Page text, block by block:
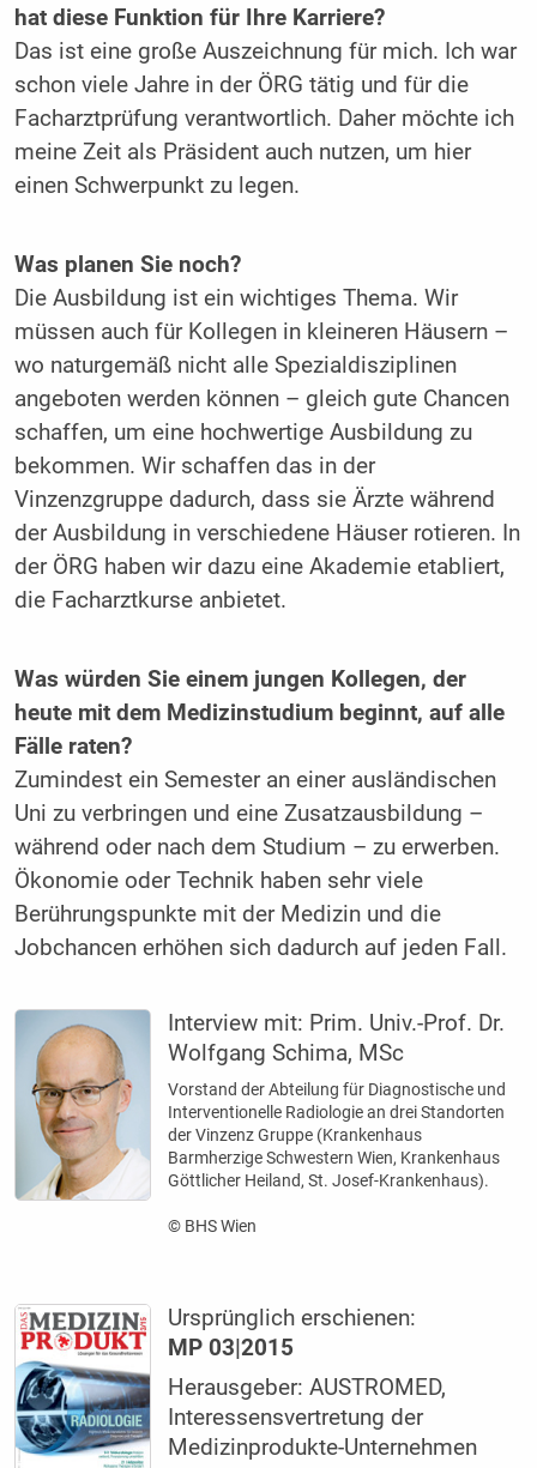
hat diese Funktion für Ihre Karriere?
Das ist eine große Auszeichnung für mich. Ich war
schon viele Jahre in der ÖRG tätig und für die
Facharztprüfung verantwortlich. Daher möchte ich
meine Zeit als Präsident auch nutzen, um hier
einen Schwerpunkt zu legen.
Was planen Sie noch?
Die Ausbildung ist ein wichtiges Thema. Wir
müssen auch für Kollegen in kleineren Häusern –
wo naturgemäß nicht alle Spezialdisziplinen
angeboten werden können – gleich gute Chancen
schaffen, um eine hochwertige Ausbildung zu
bekommen. Wir schaffen das in der
Vinzenzgruppe dadurch, dass sie Ärzte während
der Ausbildung in verschiedene Häuser rotieren. In
der ÖRG haben wir dazu eine Akademie etabliert,
die Facharztkurse anbietet.
Was würden Sie einem jungen Kollegen, der
heute mit dem Medizinstudium beginnt, auf alle
Fälle raten?
Zumindest ein Semester an einer ausländischen
Uni zu verbringen und eine Zusatzausbildung –
während oder nach dem Studium – zu erwerben.
Ökonomie oder Technik haben sehr viele
Berührungspunkte mit der Medizin und die
Jobchancen erhöhen sich dadurch auf jeden Fall.
Interview mit: Prim. Univ.-Prof. Dr.
Wolfgang Schima, MSc
Vorstand der Abteilung für Diagnostische und
Interventionelle Radiologie an drei Standorten
der Vinzenz Gruppe (Krankenhaus
Barmherzige Schwestern Wien, Krankenhaus
Göttlicher Heiland, St. Josef-Krankenhaus).
© BHS Wien
Ursprünglich erschienen:
MP 03|2015
Herausgeber: AUSTROMED,
Interessensvertretung der
Medizinprodukte-Unternehmen